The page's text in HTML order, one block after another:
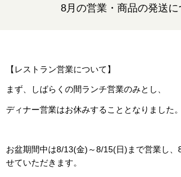
8月の営業・商品の発送に
【レストラン営業について】
まず、しばらくの間ランチ営業のみとし、
ディナー営業はお休みすることとなりました。
お盆期間中は8/13(金)～8/15(日)まで営業し、
せていただきます。